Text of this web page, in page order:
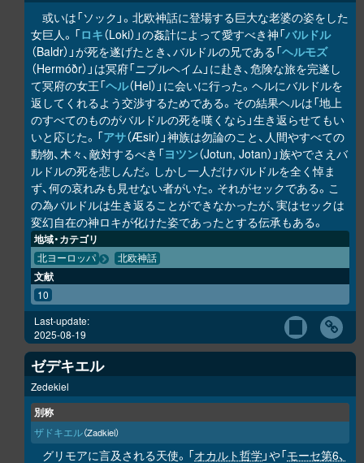
或いは「ソック」。北欧神話に登場する巨大な老婆の姿をした
女巨人。「ロキ（Loki）」の姦計によって愛すべき神「バルドル
（Baldr）」が死を遂げたとき、バルドルの兄である「ヘルモズ
（Hermóðr）」は冥府「ニブルヘイム」に赴き、危険な旅を完遂し
て冥府の女王「ヘル（Hel）」に会いに行った。ヘルにバルドルを
返してくれるよう交渉するためである。その結果ヘルは「地上
のすべてのものがバルドルの死を嘆くなら」生き返らせてもい
いと応じた。「アサ（Æsir）」神族は勿論のこと、人間やすべての
動物、木々、敵対するべき「ヨツン（Jotun, Jotan）」族やでさえバ
ルドルの死を悲しんだ。しかし一人だけバルドルを全く悼ま
ず、何の哀れみも見せない者がいた。それがセックである。こ
の為バルドルは生き返ることができなかったが、実はセックは
変幻自在の神ロキが化けた姿であったとする伝承もある。
地域・カテゴリ
北ヨーロッパ 北欧神話
文献
10
Last-update:
2025-08-19
ゼデキエル
Zedekiel
別称
ザドキエル（Zadkiel）
グリモアに言及される天使。「オカルト哲学」や「モーセ第6、